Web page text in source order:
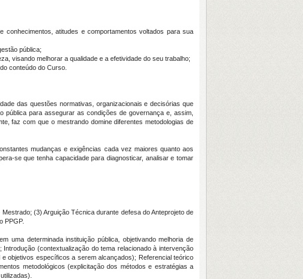
atitudes e comportamentos voltados para sua
pública;
visando melhorar a qualidade e a efetividade do seu trabalho;
conteúdo do Curso.
das questões normativas, organizacionais e decisórias que
pública para assegurar as condições de governança e, assim,
faz com que o mestrando domine diferentes metodologias de
mudanças e exigências cada vez maiores quanto aos
se que tenha capacidade para diagnosticar, analisar e tomar
Mestrado; (3) Arguição Técnica durante defesa do Anteprojeto de
PPGP.
uma determinada instituição pública, objetivando melhoria de
(contextualização do tema relacionado à intervenção
objetivos específicos a serem alcançados); Referencial teórico
metodológicos (explicitação dos métodos e estratégias a